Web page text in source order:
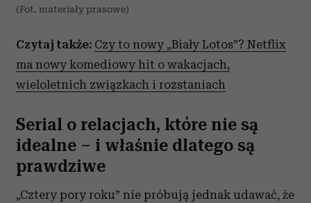
(Fot. materiały prasowe)
Czytaj także: Czy to nowy „Biały Lotos”? Netflix
ma nowy komediowy hit o wakacjach,
wieloletnich związkach i rozstaniach
Serial o relacjach, które nie są
idealne – i właśnie dlatego są
prawdziwe
„Cztery pory roku” nie próbują jednak udawać, że